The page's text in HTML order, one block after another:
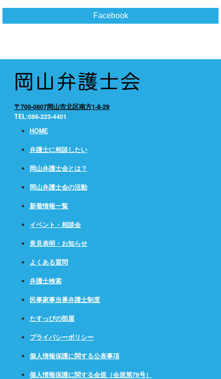
Facebook
〒700-0807岡山市北区南方1-8-29
TEL:086-223-4401
HOME
弁護士に相談したい
岡山弁護士会とは？
岡山弁護士会の活動
新着情報一覧
イベント・相談会
意見表明・お知らせ
よくある質問
弁護士検索
民事家事当番弁護士制度
たすっぴの部屋
プライバシーポリシー
個人情報保護に関する公表事項
個人情報保護に関する会規（会規第79号）